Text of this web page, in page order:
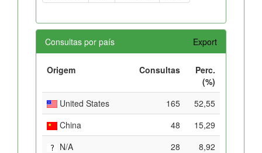
Consultas por país Export
Origem Consultas
Perc.
(%)
United States
165
52,55
China
48
15,29
N/A
28
8,92